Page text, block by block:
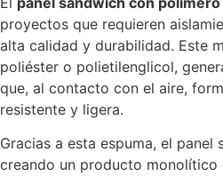
proyectos que requieren
alta calidad y durabilidad. Este
poliéster o polietilenglicol,
que, al contacto con el aire,
resistente y ligera.
Gracias a esta espuma, el panel
creando un producto monolítico